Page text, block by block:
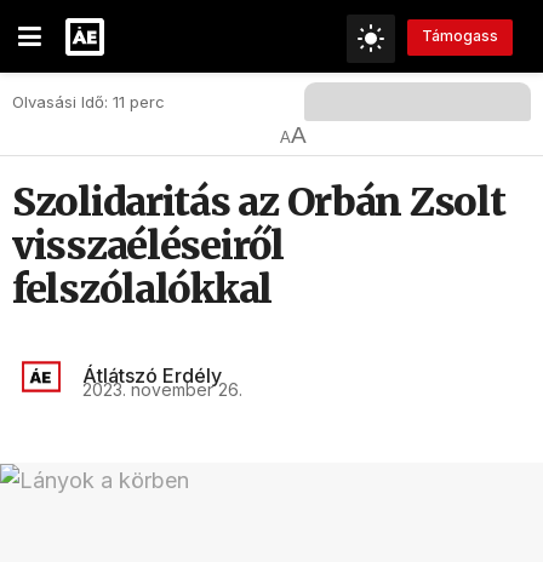
Támogass
Olvasási Idő: 11 perc
AA
Szolidaritás az Orbán Zsolt
visszaéléseiről
felszólalókkal
Átlátszó Erdély
2023. november 26.